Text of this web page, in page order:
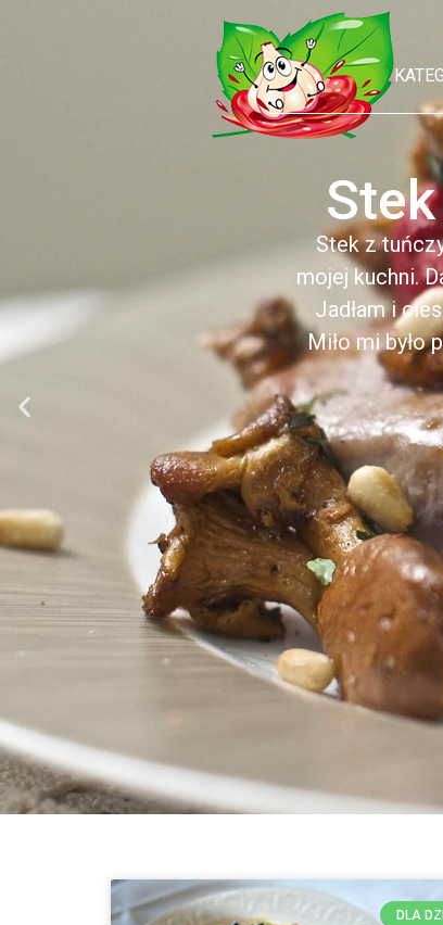
Stek z
mojej kuchni.
Jadłam i
Miło mi było
DLA